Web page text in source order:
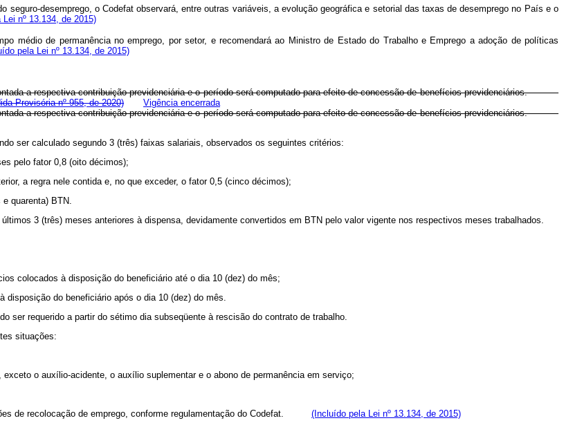
desemprego, o Codefat observará, entre outras variáveis, a evolução geográfica e setorial das taxas de desemprego no País e o
nº 13.134, de 2015)
médio de permanência no emprego, por setor, e recomendará ao Ministro de Estado do Trabalho e Emprego a adoção de políticas
pela Lei nº 13.134, de 2015)
a respectiva contribuição previdenciária e o período será computado para efeito de concessão de benefícios previdenciários.
Provisória nº 955, de 2020)
Vigência encerrada
a respectiva contribuição previdenciária e o período será computado para efeito de concessão de benefícios previdenciários.
ser calculado segundo 3 (três) faixas salariais, observados os seguintes critérios:
pelo fator 0,8 (oito décimos);
a regra nele contida e, no que exceder, o fator 0,5 (cinco décimos);
quarenta) BTN.
3 (três) meses anteriores à dispensa, devidamente convertidos em BTN pelo valor vigente nos respectivos meses trabalhados.
colocados à disposição do beneficiário até o dia 10 (dez) do mês;
do beneficiário após o dia 10 (dez) do mês.
ser requerido a partir do sétimo dia subseqüente à rescisão do contrato de trabalho.
situações:
o auxílio-acidente, o auxílio suplementar e o abono de permanência em serviço;
de recolocação de emprego, conforme regulamentação do Codefat.
(Incluído pela Lei nº 13.134, de 2015)